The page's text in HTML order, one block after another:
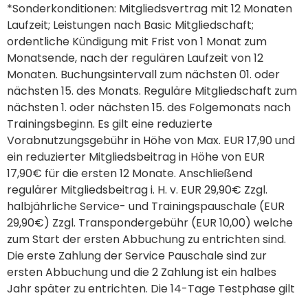
*Sonderkonditionen: Mitgliedsvertrag mit 12 Monaten
Laufzeit; Leistungen nach Basic Mitgliedschaft;
ordentliche Kündigung mit Frist von 1 Monat zum
Monatsende, nach der regulären Laufzeit von 12
Monaten. Buchungsintervall zum nächsten 01. oder
nächsten 15. des Monats. Reguläre Mitgliedschaft zum
nächsten 1. oder nächsten 15. des Folgemonats nach
Trainingsbeginn. Es gilt eine reduzierte
Vorabnutzungsgebühr in Höhe von Max. EUR 17,90 und
ein reduzierter Mitgliedsbeitrag in Höhe von EUR
17,90€ für die ersten 12 Monate. Anschließend
regulärer Mitgliedsbeitrag i. H. v. EUR 29,90€ Zzgl.
halbjährliche Service- und Trainingspauschale (EUR
29,90€) Zzgl. Transpondergebühr (EUR 10,00) welche
zum Start der ersten Abbuchung zu entrichten sind.
Die erste Zahlung der Service Pauschale sind zur
ersten Abbuchung und die 2 Zahlung ist ein halbes
Jahr später zu entrichten. Die 14-Tage Testphase gilt